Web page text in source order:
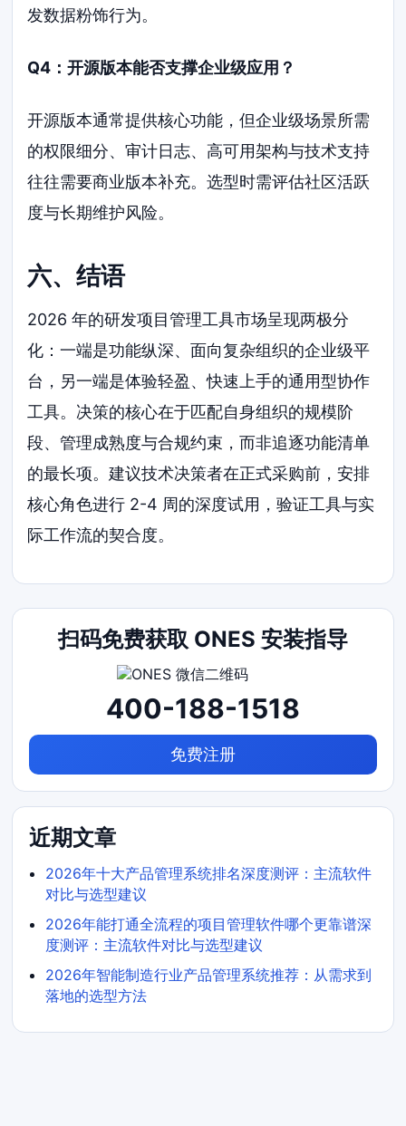
发数据粉饰行为。
Q4：开源版本能否支撑企业级应用？
开源版本通常提供核心功能，但企业级场景所需
的权限细分、审计日志、高可用架构与技术支持
往往需要商业版本补充。选型时需评估社区活跃
度与长期维护风险。
六、结语
2026 年的研发项目管理工具市场呈现两极分
化：一端是功能纵深、面向复杂组织的企业级平
台，另一端是体验轻盈、快速上手的通用型协作
工具。决策的核心在于匹配自身组织的规模阶
段、管理成熟度与合规约束，而非追逐功能清单
的最长项。建议技术决策者在正式采购前，安排
核心角色进行 2-4 周的深度试用，验证工具与实
际工作流的契合度。
扫码免费获取 ONES 安装指导
400-188-1518
免费注册
近期文章
2026年十大产品管理系统排名深度测评：主流软件
对比与选型建议
2026年能打通全流程的项目管理软件哪个更靠谱深
度测评：主流软件对比与选型建议
2026年智能制造行业产品管理系统推荐：从需求到
落地的选型方法